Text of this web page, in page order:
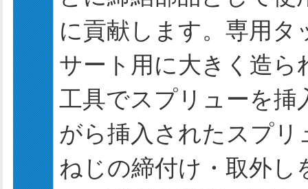
に貢献します。専用タ
サート用に大きく造ら
工具でスプリューを挿
がら挿入されたスプリ
ねじの締付け・取外し